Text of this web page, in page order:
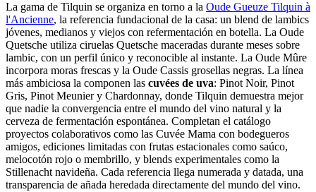
La gama de Tilquin se organiza en torno a la Oude Gueuze Tilquin à
l'Ancienne, la referencia fundacional de la casa: un blend de lambics
jóvenes, medianos y viejos con refermentación en botella. La Oude
Quetsche utiliza ciruelas Quetsche maceradas durante meses sobre
lambic, con un perfil único y reconocible al instante. La Oude Mûre
incorpora moras frescas y la Oude Cassis grosellas negras. La línea
más ambiciosa la componen las cuvées de uva: Pinot Noir, Pinot
Gris, Pinot Meunier y Chardonnay, donde Tilquin demuestra mejor
que nadie la convergencia entre el mundo del vino natural y la
cerveza de fermentación espontánea. Completan el catálogo
proyectos colaborativos como las Cuvée Mama con bodegueros
amigos, ediciones limitadas con frutas estacionales como saúco,
melocotón rojo o membrillo, y blends experimentales como la
Stillenacht navideña. Cada referencia llega numerada y datada, una
transparencia de añada heredada directamente del mundo del vino.